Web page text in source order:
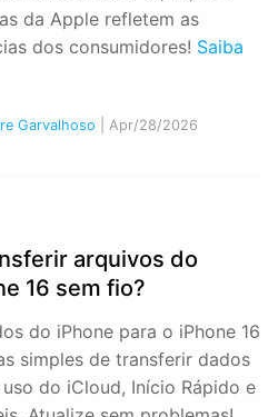
da Apple refletem as
dos consumidores! Saiba
Garvalhoso | Apr/28/2026
arquivos do
16 sem fio?
do iPhone para o iPhone 16
simples de transferir dados
do iCloud, Início Rápido e